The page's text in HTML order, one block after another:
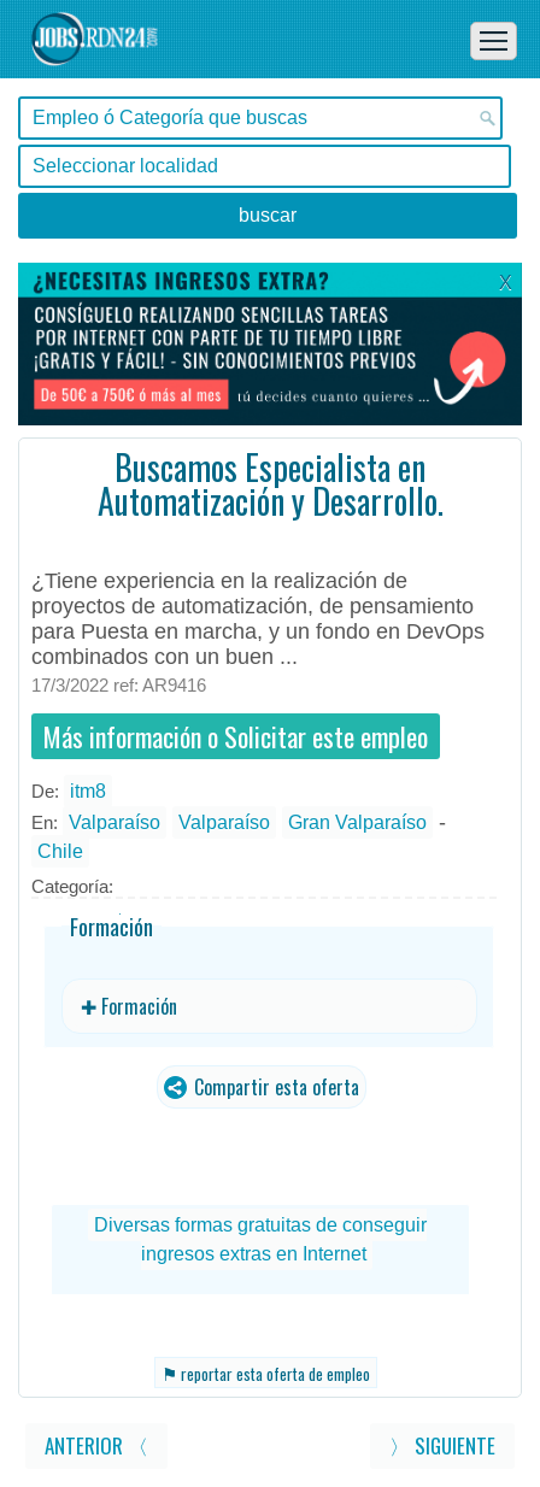
X
Buscamos Especialista en
Automatización y Desarrollo.
¿Tiene experiencia en la realización de
proyectos de automatización, de pensamiento
para Puesta en marcha, y un fondo en DevOps
combinados con un buen ...
17/3/2022 ref: AR9416
Más información o Solicitar este empleo
De: itm8
En: Valparaíso Valparaíso Gran Valparaíso -
Chile
Categoría:
Formación
✚ Formación
Compartir esta oferta
⚑ reportar esta oferta de empleo
ANTERIOR 〈 〉 SIGUIENTE